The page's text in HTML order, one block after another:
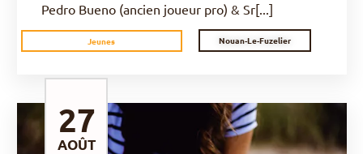
Pedro Bueno (ancien joueur pro) & Sr[...]
Jeunes Nouan-Le-Fuzelier
AOÛT
27